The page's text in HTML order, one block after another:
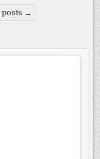
posts →